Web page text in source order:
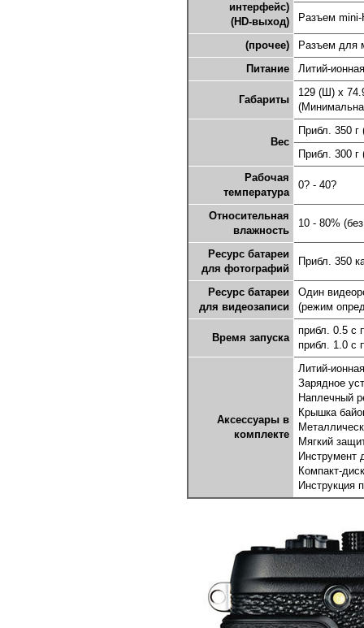
интерфейс)
(HD-выход)
Разъем mini-
(прочее)
Разъем для
Питание
Литий-
Габариты
129 (Ш) x
Вес
Прибл. 350 г
Прибл. 300 г
Рабочая
температура
0? - 40?
Относительная
влажность
10 - 80%
Ресурс батареи
для фотографий
Прибл. 350
Ресурс батареи
для видеозаписи
Один
(режим
Время запуска
прибл. 0.5 с
прибл. 1.0 с
Аксессуары в
комплекте
Литий-
Зарядное
Наплечный
Крышка
Мягкий
Инструмент
Компакт-
Инструкция